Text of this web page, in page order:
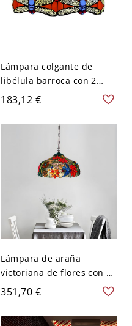
Lámpara colgante de
libélula barroca con 2
luces, vidrio cortado a
mano verde, suspensión
de techo
183,12 €
Lámpara de araña
victoriana de flores con 3
bombillas, pantalla de
vidrio cortado a mano en
rojo para techo de cocina
351,70 €